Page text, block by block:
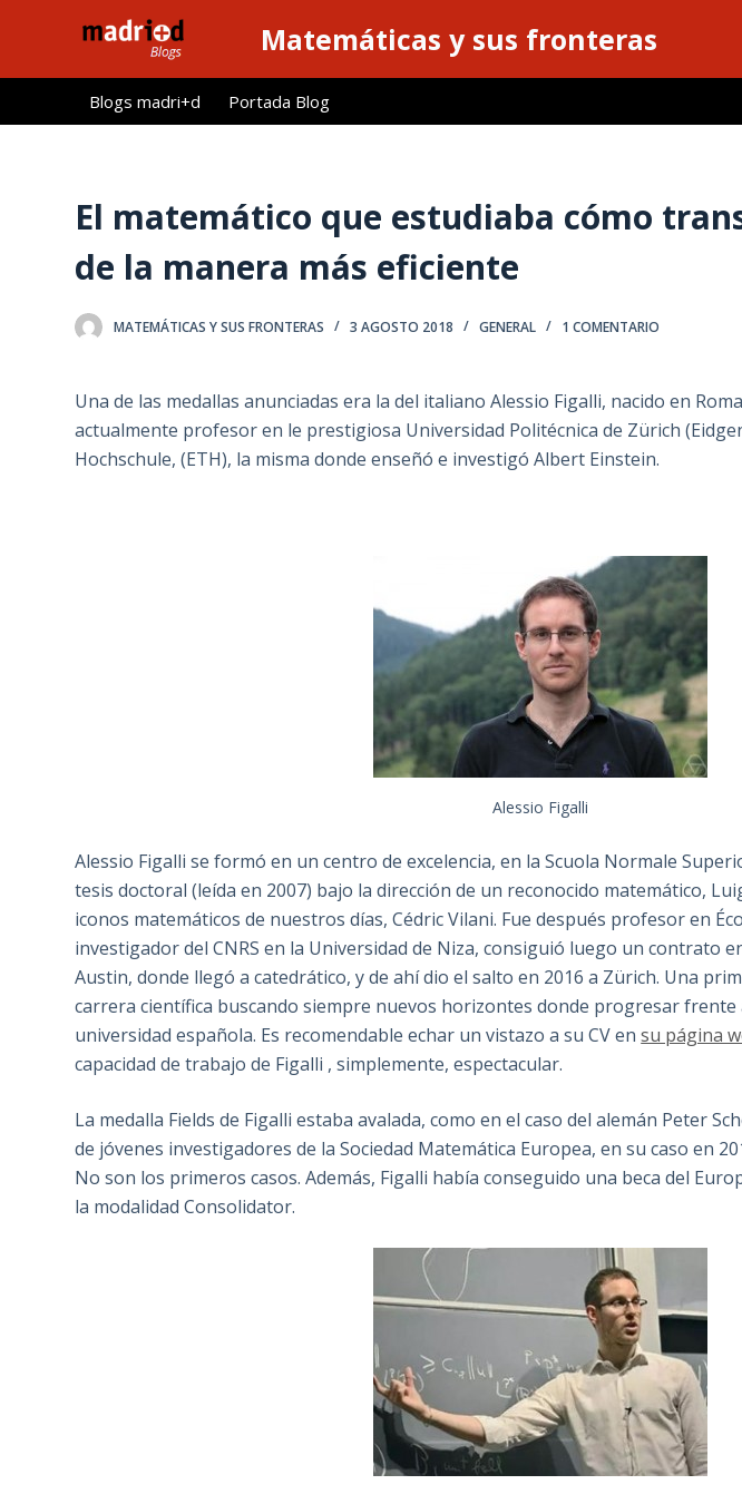
l
Matemáticas y sus fronteras
Blogs madri+d Portada Blog
El matemático que estudiaba cómo
de la manera más eficiente
MATEMÁTICAS Y SUS FRONTERAS 3 AGOSTO 2018 GENERAL 1 COMENTARIO
Una de las medallas anunciadas era la del italiano Alessio Figalli, nacido en
actualmente profesor en le prestigiosa Universidad Politécnica de Zürich
Hochschule, (ETH), la misma donde enseñó e investigó Albert Einstein.
Alessio Figalli
Alessio Figalli se formó en un centro de excelencia, en la Scuola Normale
tesis doctoral (leída en 2007) bajo la dirección de un reconocido matemático,
iconos matemáticos de nuestros días, Cédric Vilani. Fue después profesor en
investigador del CNRS en la Universidad de Niza, consiguió luego un contrato
Austin, donde llegó a catedrático, y de ahí dio el salto en 2016 a Zürich. Una
carrera científica buscando siempre nuevos horizontes donde progresar
universidad española. Es recomendable echar un vistazo a su CV ensu página
capacidad de trabajo de Figalli , simplemente, espectacular.
La medalla Fields de Figalli estaba avalada, como en el caso del alemán Peter
de jóvenes investigadores de la Sociedad Matemática Europea, en su caso en
No son los primeros casos. Además, Figalli había conseguido una beca del
la modalidad Consolidator.